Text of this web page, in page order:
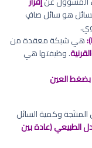
هو سائل صافٍ
هي شبكة معقدة من
. وظيفتها هي
بضغط العين
المنتَجة وكمية السائل
الطبيعي (عادة بين